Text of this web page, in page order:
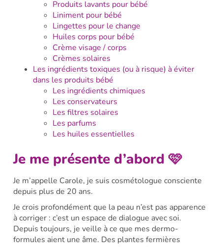
Produits lavants pour bébé
Liniment pour bébé
Lingettes pour le change
Huiles corps pour bébé
Crème visage / corps
Crèmes solaires
Les ingrédients toxiques (ou à risque) à éviter
dans les produits bébé
Les ingrédients chimiques
Les conservateurs
Les filtres solaires
Les parfums
Les huiles essentielles
Je me présente d’abord 🩷
Je m’appelle Carole, je suis cosmétologue consciente
depuis plus de 20 ans.
Je crois profondément que la peau n’est pas apparence
à corriger : c’est un espace de dialogue avec soi.
Depuis toujours, je veille à ce que mes dermo-
formules aient une âme. Des plantes fermières